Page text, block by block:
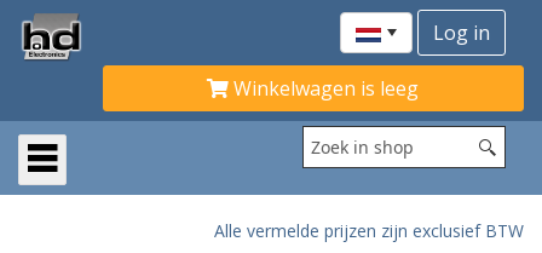
Winkelwagen is leeg
Alle vermelde prijzen zijn exclusief BTW